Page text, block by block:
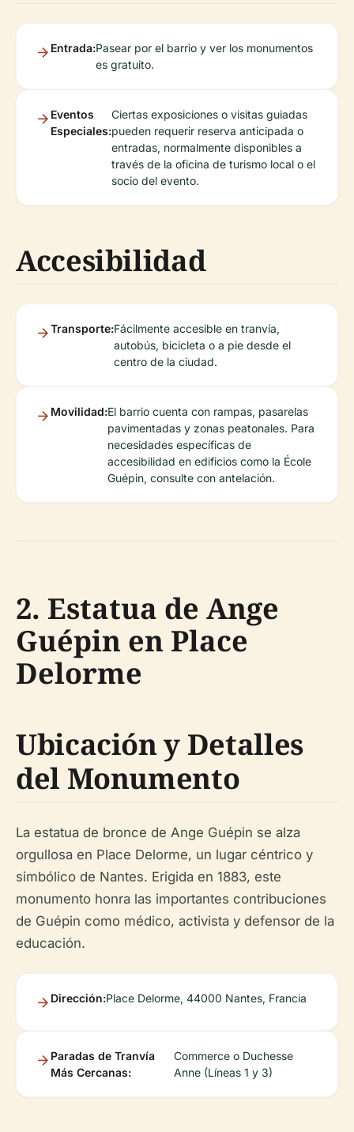
Entrada:Pasear por el barrio y ver los monumentos
es gratuito.
Eventos
Especiales:
Ciertas exposiciones o visitas guiadas
pueden requerir reserva anticipada o
entradas, normalmente disponibles a
través de la oficina de turismo local o el
socio del evento.
Accesibilidad
Transporte:Fácilmente accesible en tranvía,
autobús, bicicleta o a pie desde el
centro de la ciudad.
Movilidad:El barrio cuenta con rampas, pasarelas
pavimentadas y zonas peatonales. Para
necesidades específicas de
accesibilidad en edificios como la École
Guépin, consulte con antelación.
2. Estatua de Ange
Guépin en Place
Delorme
Ubicación y Detalles
del Monumento
La estatua de bronce de Ange Guépin se alza
orgullosa en Place Delorme, un lugar céntrico y
simbólico de Nantes. Erigida en 1883, este
monumento honra las importantes contribuciones
de Guépin como médico, activista y defensor de la
educación.
Dirección:Place Delorme, 44000 Nantes, Francia
Paradas de Tranvía
Más Cercanas:
Commerce o Duchesse
Anne (Líneas 1 y 3)